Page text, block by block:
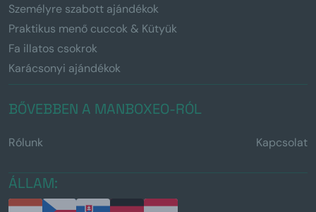
Személyre szabott ajándékok
Praktikus menő cuccok & Kütyük
Fa illatos csokrok
Karácsonyi ajándékok
BŐVEBBEN A MANBOXEO-RÓL
Rólunk Kapcsolat
ÁLLAM: